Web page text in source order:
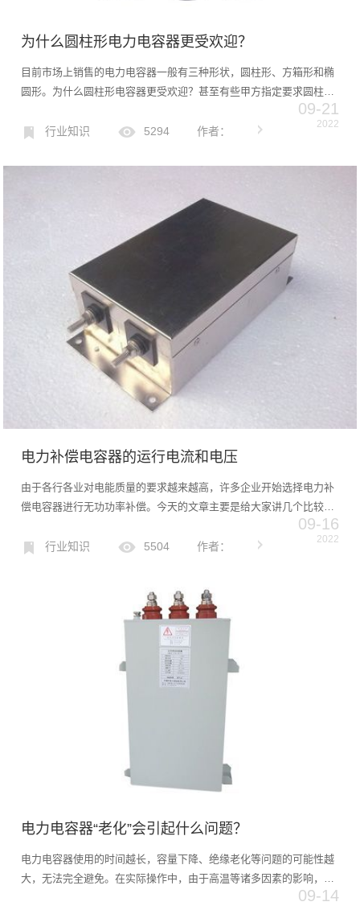
为什么圆柱形电力电容器更受欢迎？
目前市场上销售的电力电容器一般有三种形状，圆柱形、方箱形和椭
圆形。为什么圆柱形电容器更受欢迎？甚至有些甲方指定要求圆柱形
电容？在今天的文章中，小编主要介绍占据市场主流的圆柱形电力电
容器的相关优势。来看看吧！圆柱形电力电容器的优点总结1.体积...
行业知识 5294 作者：
09-21
2022
电力补偿电容器的运行电流和电压
由于各行各业对电能质量的要求越来越高，许多企业开始选择电力补
偿电容器进行无功功率补偿。今天的文章主要是给大家讲几个比较重
要的电容操作“数据指标”-运行电流、运行电压、运行温度。运行电流
在实际运行中，电力补偿电容器的额定电流应小于1.3倍，否...
行业知识 5504 作者：
09-16
2022
电力电容器“老化”会引起什么问题？
电力电容器使用的时间越长，容量下降、绝缘老化等问题的可能性越
大，无法完全避免。在实际操作中，由于高温等诸多因素的影响，电
容器也可能加速老化。那些关于电力电容器老化的事情电力电容器的
09-14